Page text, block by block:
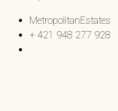
MetropolitanEstates
+ 421 948 277 928